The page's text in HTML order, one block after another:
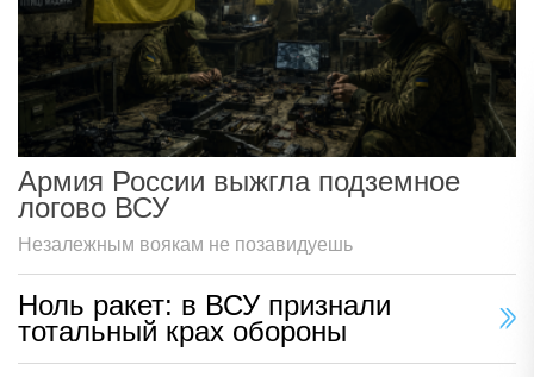
Армия России выжгла подземное
логово ВСУ
Незалежным воякам не позавидуешь
Ноль ракет: в ВСУ признали
тотальный крах обороны